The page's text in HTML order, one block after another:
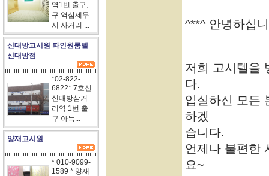
역1번 출구,
구 역삼세무
서 사거리 ...
신대방고시원 파인원룸텔
신대방점
*02-822-
6822* 7호선
신대방삼거
리역 1번 출
구 아늑...
양재고시원
* 010-9099-
1589 * 양재
^**^ 안녕하십
저희 고시텔을
다.
입실하신 모든
하겠
습니다.
언제나 불편한
요~